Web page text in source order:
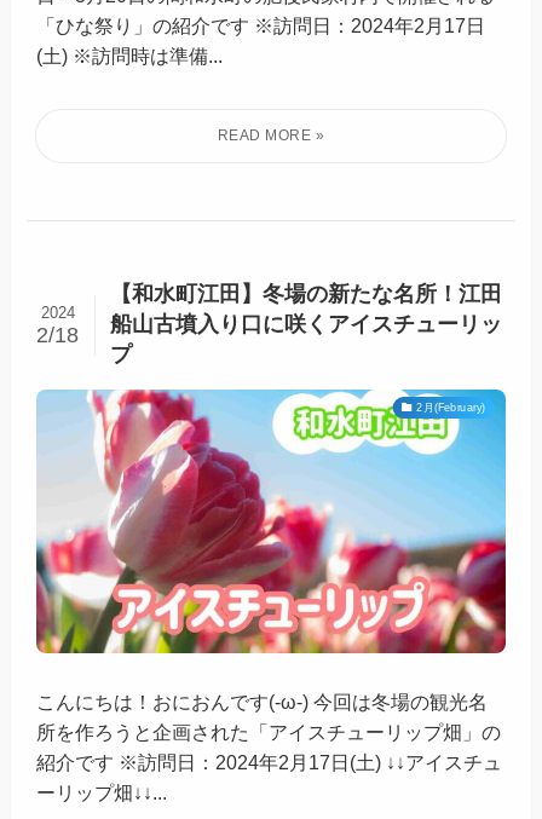
「ひな祭り」の紹介です ※訪問日：2024年2月17日
(土) ※訪問時は準備...
【和水町江田】冬場の新たな名所！江田
船山古墳入り口に咲くアイスチューリッ
プ
2024
2/18
2月(February)
こんにちは！おにおんです(-ω-) 今回は冬場の観光名
所を作ろうと企画された「アイスチューリップ畑」の
紹介です ※訪問日：2024年2月17日(土) ↓↓アイスチュ
ーリップ畑↓↓...